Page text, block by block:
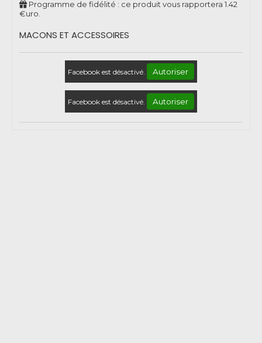
Programme de fidélité : ce produit vous rapportera 1.42
€uro.
MACONS ET ACCESSOIRES
Facebook est désactivé. Autoriser
Facebook est désactivé. Autoriser